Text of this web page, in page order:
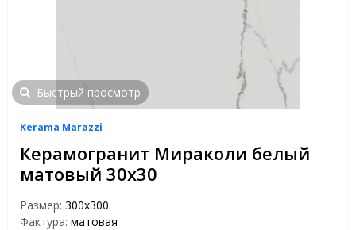
Быстрый просмотр
Kerama Marazzi
Керамогранит Мираколи белый
матовый 30х30
Размер: 300х300
Фактура: матовая